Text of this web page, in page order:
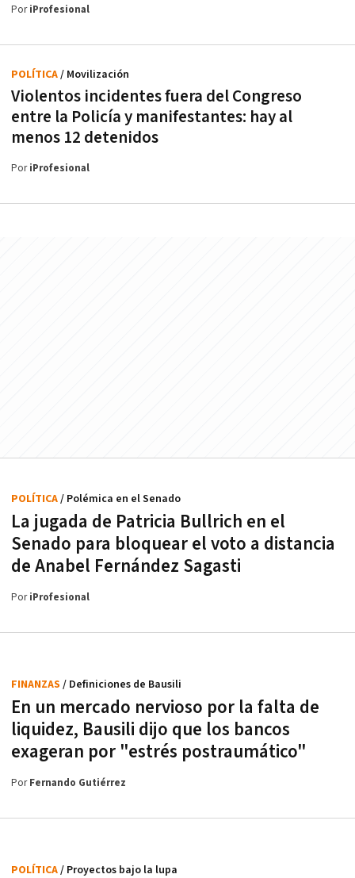
PoriProfesional
Violentos incidentes fuera del Congreso
entre la Policía y manifestantes: hay al
menos 12 detenidos
POLÍTICA/ Movilización
PoriProfesional
La jugada de Patricia Bullrich en el
Senado para bloquear el voto a distancia
de Anabel Fernández Sagasti
POLÍTICA/ Polémica en el Senado
PoriProfesional
En un mercado nervioso por la falta de
liquidez, Bausili dijo que los bancos
exageran por "estrés postraumático"
FINANZAS / Definiciones de Bausili
PorFernando Gutiérrez
POLÍTICA/ Proyectos bajo la lupa